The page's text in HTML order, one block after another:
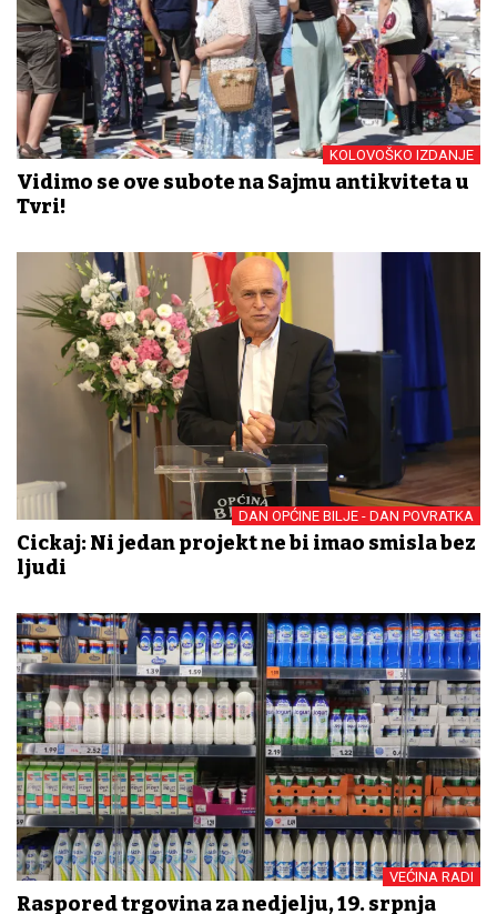
KOLOVOŠKO IZDANJE
Vidimo se ove subote na Sajmu antikviteta u
Tvrđi!
DAN OPĆINE BILJE - DAN POVRATKA
Cickaj: Ni jedan projekt ne bi imao smisla bez
ljudi
VEĆINA RADI
Raspored trgovina za nedjelju, 19. srpnja